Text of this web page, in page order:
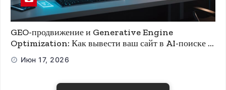
GEO-продвижение и Generative Engine
Optimization: Как вывести ваш сайт в AI-поиске и
ChatGPT
Июн 17, 2026